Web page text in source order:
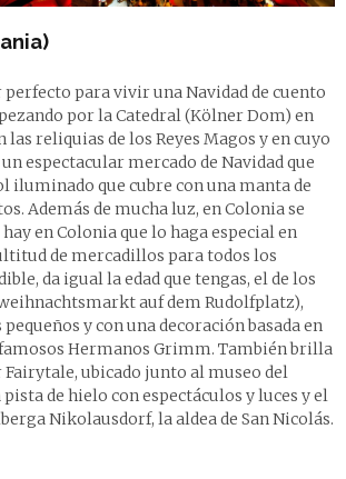
para vivir una Navidad de cuento
por la Catedral (Kölner Dom) en
reliquias de los Reyes Magos y en cuyo
espectacular mercado de Navidad que
iluminado que cubre con una manta de
Además de mucha luz, en Colonia se
en Colonia que lo haga especial en
de mercadillos para todos los
da igual la edad que tengas, el de los
auf dem Rudolfplatz),
y con una decoración basada en
Hermanos Grimm. También brilla
ubicado junto al museo del
de hielo con espectáculos y luces y el
Nikolausdorf, la aldea de San Nicolás.